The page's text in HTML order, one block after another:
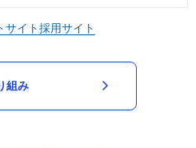
サイト採用サイト
組み